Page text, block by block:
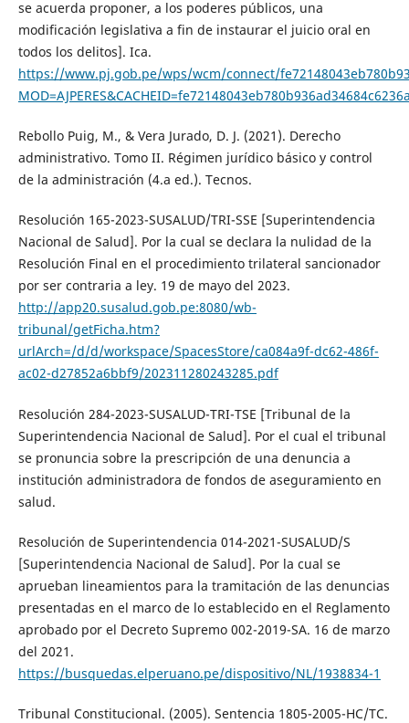
se acuerda proponer, a los poderes públicos, una
modificación legislativa a fin de instaurar el juicio oral en
todos los delitos]. Ica.
https://www.pj.gob.pe/wps/wcm/connect/
Rebollo Puig, M., & Vera Jurado, D. J. (2021). Derecho
administrativo. Tomo II. Régimen jurídico básico y control
de la administración (4.a ed.). Tecnos.
Resolución 165-2023-SUSALUD/TRI-SSE [Superintendencia
Nacional de Salud]. Por la cual se declara la nulidad de la
Resolución Final en el procedimiento trilateral sancionador
por ser contraria a ley. 19 de mayo del 2023.
http://app20.susalud.gob.pe:8080/wb-
tribunal/getFicha.htm?
urlArch=/d/d/workspace/SpacesStore/ca084a9f-dc62-486f-
ac02-d27852a6bbf9/202311280243285.pdf
Resolución 284-2023-SUSALUD-TRI-TSE [Tribunal de la
Superintendencia Nacional de Salud]. Por el cual el tribunal
se pronuncia sobre la prescripción de una denuncia a
institución administradora de fondos de aseguramiento en
salud.
Resolución de Superintendencia 014-2021-SUSALUD/S
[Superintendencia Nacional de Salud]. Por la cual se
aprueban lineamientos para la tramitación de las denuncias
presentadas en el marco de lo establecido en el Reglamento
aprobado por el Decreto Supremo 002-2019-SA. 16 de marzo
del 2021.
https://busquedas.elperuano.pe/dispositivo/NL/1938834-1
Tribunal Constitucional. (2005). Sentencia 1805-2005-HC/TC.